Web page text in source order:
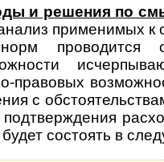
и решения по
применимых к
норм
правовых
с
подтверждения
состоять в